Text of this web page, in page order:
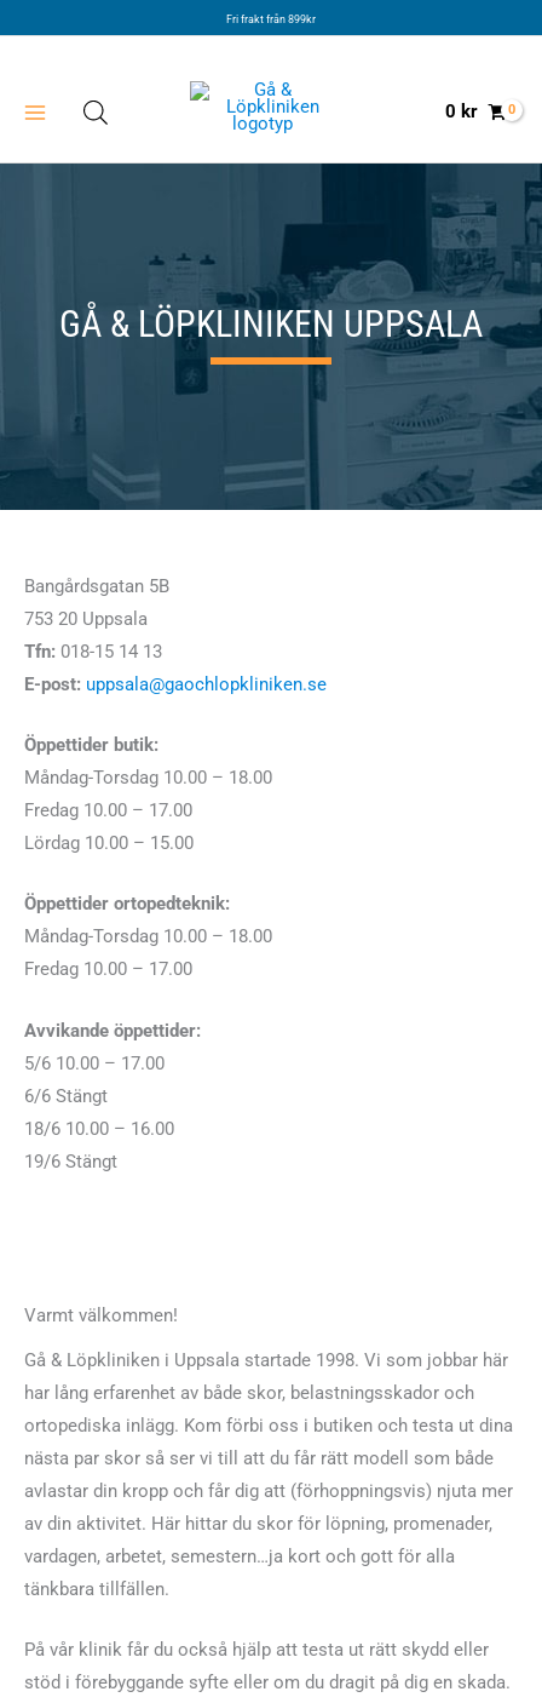
Fri frakt från 899kr
0 kr
GÅ & LÖPKLINIKEN UPPSALA
Bangårdsgatan 5B
753 20 Uppsala
Tfn: 018-15 14 13
E-post: uppsala@gaochlopkliniken.se
Öppettider butik:
Måndag-Torsdag 10.00 – 18.00
Fredag 10.00 – 17.00
Lördag 10.00 – 15.00
Öppettider ortopedteknik:
Måndag-Torsdag 10.00 – 18.00
Fredag 10.00 – 17.00
Avvikande öppettider:
5/6 10.00 – 17.00
6/6 Stängt
18/6 10.00 – 16.00
19/6 Stängt
Varmt välkommen!
Gå & Löpkliniken i Uppsala startade 1998. Vi som jobbar här
har lång erfarenhet av både skor, belastningsskador och
ortopediska inlägg. Kom förbi oss i butiken och testa ut dina
nästa par skor så ser vi till att du får rätt modell som både
avlastar din kropp och får dig att (förhoppningsvis) njuta mer
av din aktivitet. Här hittar du skor för löpning, promenader,
vardagen, arbetet, semestern…ja kort och gott för alla
tänkbara tillfällen.
På vår klinik får du också hjälp att testa ut rätt skydd eller
stöd i förebyggande syfte eller om du dragit på dig en skada.